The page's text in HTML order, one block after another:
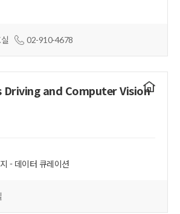
02-910-4678
and Computer Vision
연구실
- 데이터 큐레이션